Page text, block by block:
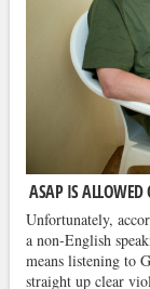
ASAP IS ALLOWED
Unfortunately,
a non-English
means listening to
straight up clear